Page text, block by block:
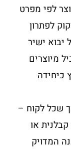
לפי מפרט
לפתרון
יבוא ישיר
מיוצרים
כיחידה
שכל לקוח –
או
המדויק